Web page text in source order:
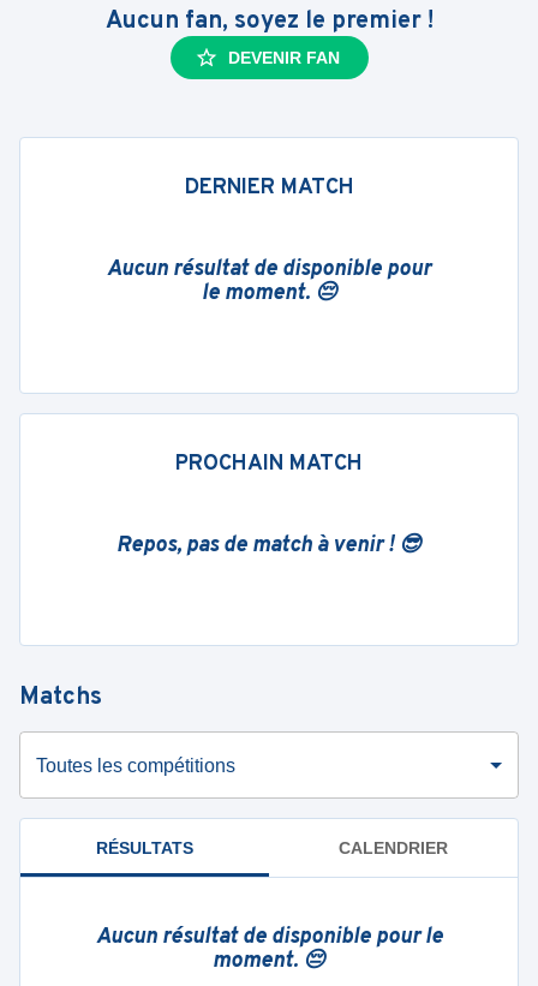
Aucun fan, soyez le premier !
DEVENIR FAN
DERNIER MATCH
Aucun résultat de disponible pour
le moment. 😔
PROCHAIN MATCH
Repos, pas de match à venir ! 😎
Matchs
Toutes les compétitions
RÉSULTATS CALENDRIER
Aucun résultat de disponible pour le
moment. 😔